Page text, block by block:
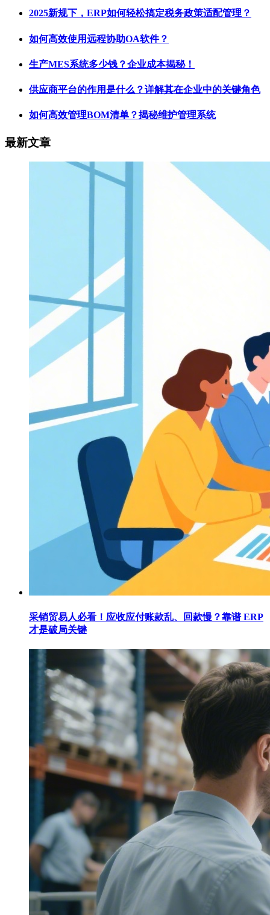
2025新规下，ERP如何轻松搞定税务政策适配管理？
如何高效使用远程协助OA软件？
生产MES系统多少钱？企业成本揭秘！
供应商平台的作用是什么？详解其在企业中的关键角色
如何高效管理BOM清单？揭秘维护管理系统
最新文章
采销贸易人必看！应收应付账款乱、回款慢？靠谱 ERP
才是破局关键